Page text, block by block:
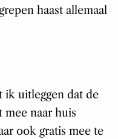
haast allemaal
ik uitleggen dat de
naar huis
ook gratis mee te